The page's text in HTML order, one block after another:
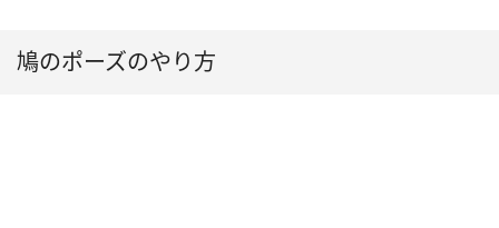
鳩のポーズのやり方